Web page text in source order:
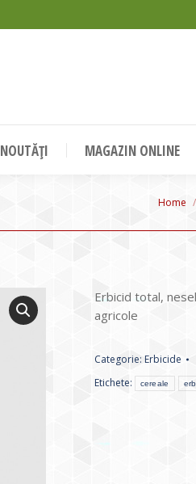
NOUTĂȚI MAGAZIN ONLINE
You
Home
Erbicid total,
agricole
Categorie: Erbicide
Etichete:
cereale